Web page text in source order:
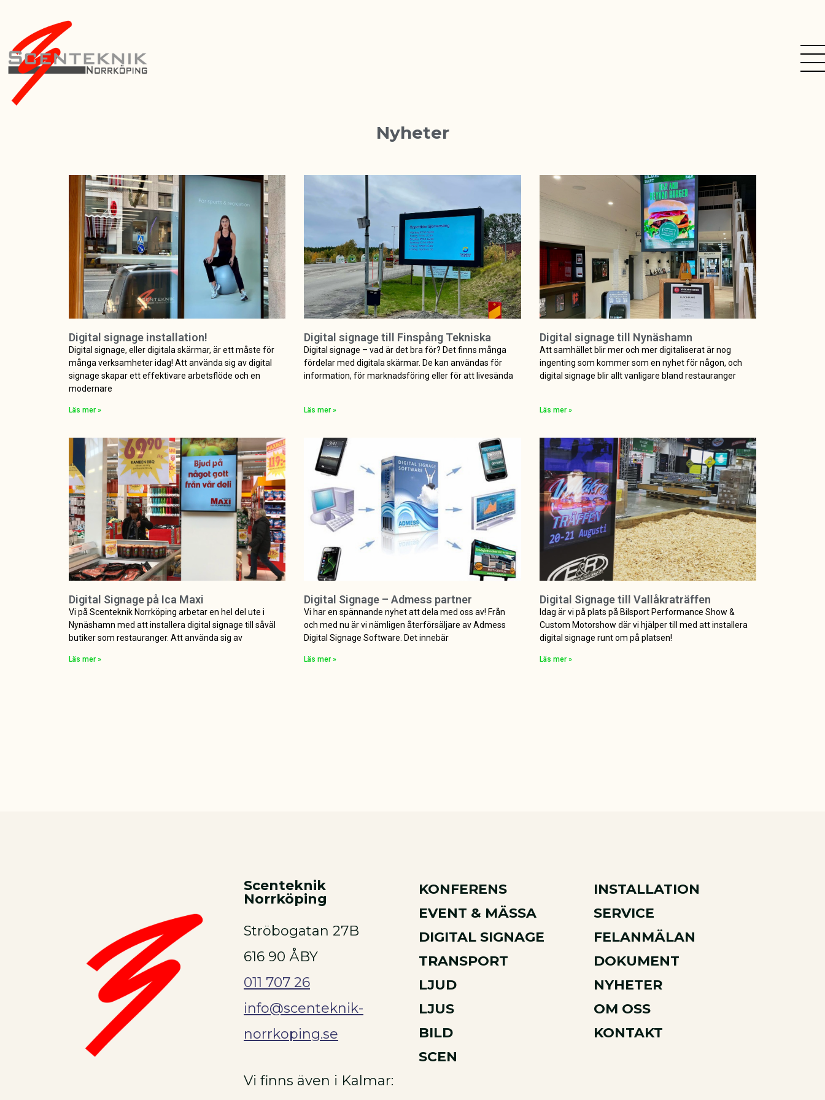
Nyheter
Digital signage installation!
Digital signage, eller digitala skärmar, är ett måste för
många verksamheter idag! Att använda sig av digital
signage skapar ett effektivare arbetsflöde och en
modernare
Läs mer »
Digital signage till Finspång Tekniska
Digital signage – vad är det bra för? Det finns många
fördelar med digitala skärmar. De kan användas för
information, för marknadsföring eller för att livesända
Läs mer »
Digital signage till Nynäshamn
Att samhället blir mer och mer digitaliserat är nog
ingenting som kommer som en nyhet för någon, och
digital signage blir allt vanligare bland restauranger
Läs mer »
Digital Signage på Ica Maxi
Vi på Scenteknik Norrköping arbetar en hel del ute i
Nynäshamn med att installera digital signage till såväl
butiker som restauranger. Att använda sig av
Läs mer »
Digital Signage – Admess partner
Vi har en spännande nyhet att dela med oss av! Från
och med nu är vi nämligen återförsäljare av Admess
Digital Signage Software. Det innebär
Läs mer »
Digital Signage till Vallåkraträffen
Idag är vi på plats på Bilsport Performance Show &
Custom Motorshow där vi hjälper till med att installera
digital signage runt om på platsen!
Läs mer »
Scenteknik
Norrköping
Ströbogatan 27B
616 90 ÅBY
011 707 26
info@scenteknik-
norrkoping.se
Vi finns även i Kalmar:
KONFERENS
EVENT & MÄSSA
DIGITAL SIGNAGE
TRANSPORT
LJUD
LJUS
BILD
SCEN
INSTALLATION
SERVICE
FELANMÄLAN
DOKUMENT
NYHETER
OM OSS
KONTAKT